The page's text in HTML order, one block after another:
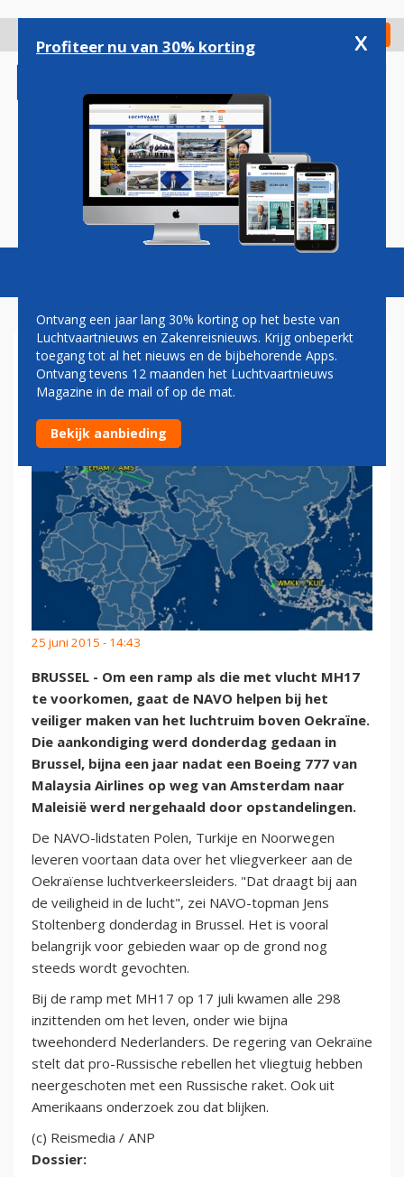
gaan
Check in
Magazine Podcasts Vacatures
NAVO HELPT BIJ BEVEILIGING
LUCHTRUIM OEKRAÏNE
25 juni 2015 - 14:43
BRUSSEL - Om een ramp als die met vlucht MH17
te voorkomen, gaat de NAVO helpen bij het
veiliger maken van het luchtruim boven Oekraïne.
Die aankondiging werd donderdag gedaan in
Brussel, bijna een jaar nadat een Boeing 777 van
Malaysia Airlines op weg van Amsterdam naar
Maleisië werd nergehaald door opstandelingen.
De NAVO-lidstaten Polen, Turkije en Noorwegen
leveren voortaan data over het vliegverkeer aan de
Oekraïense luchtverkeersleiders. "Dat draagt bij aan
de veiligheid in de lucht", zei NAVO-topman Jens
Stoltenberg donderdag in Brussel. Het is vooral
belangrijk voor gebieden waar op de grond nog
steeds wordt gevochten.
Bij de ramp met MH17 op 17 juli kwamen alle 298
inzittenden om het leven, onder wie bijna
tweehonderd Nederlanders. De regering van Oekraïne
stelt dat pro-Russische rebellen het vliegtuig hebben
neergeschoten met een Russische raket. Ook uit
Amerikaans onderzoek zou dat blijken.
(c) Reismedia / ANP
Dossier:
Profiteer nu van 30% korting x
Ontvang een jaar lang 30% korting op het beste van
Luchtvaartnieuws en Zakenreisnieuws. Krijg onbeperkt
toegang tot al het nieuws en de bijbehorende Apps.
Ontvang tevens 12 maanden het Luchtvaartnieuws
Magazine in de mail of op de mat.
Bekijk aanbieding